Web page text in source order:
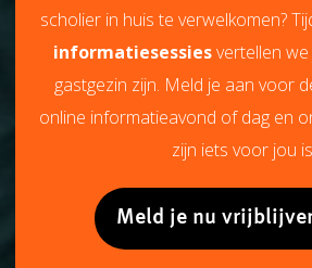
scholier in huis te verwelkomen?
informatiesessiesvertellen
gastgezin zijn. Meld je aan voor
online informatieavond of dag en
zijn iets voor jou
Meld je nu